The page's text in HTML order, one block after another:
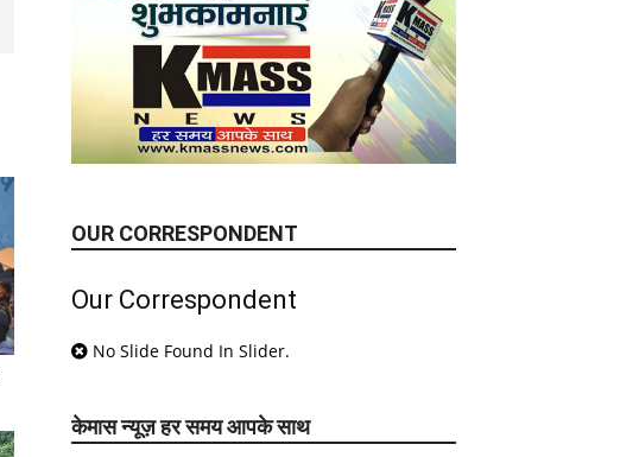
OUR CORRESPONDENT
Our Correspondent
No Slide Found In Slider.
केमास न्यूज़ हर समय आपके साथ